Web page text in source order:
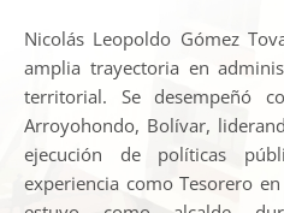
Nicolás Leopoldo Gómez
amplia trayectoria en
territorial. Se desempeñó
Arroyohondo, Bolívar,
ejecución de políticas
experiencia como Tesorero